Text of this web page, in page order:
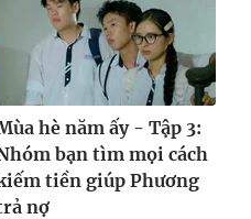
hè năm ấy - Tập 3:
bạn tìm mọi cách
tiền giúp Phương
nợ